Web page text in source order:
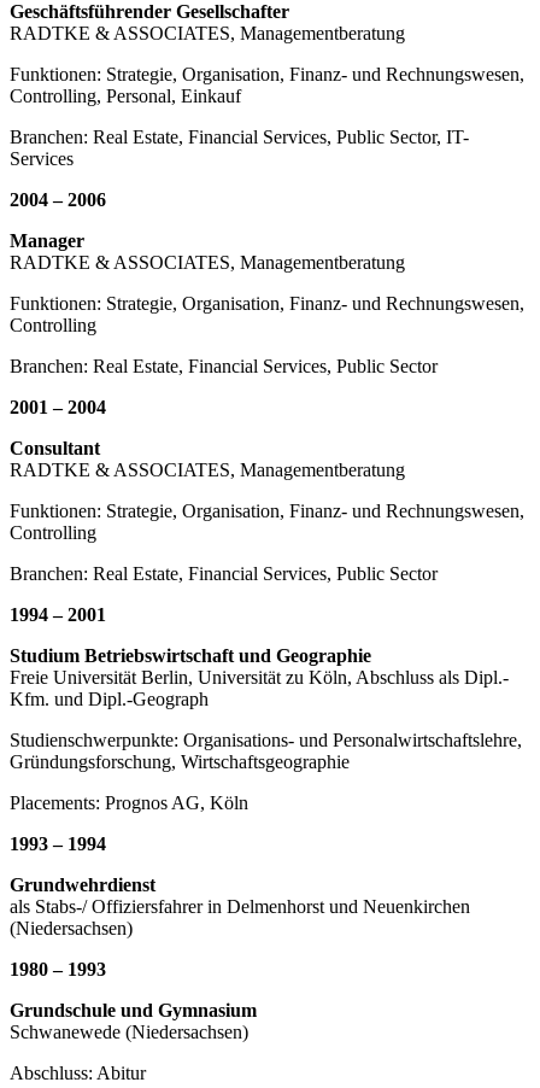
Geschäftsführender Gesellschafter
RADTKE & ASSOCIATES, Managementberatung
Funktionen: Strategie, Organisation, Finanz- und Rechnungswesen,
Controlling, Personal, Einkauf
Branchen: Real Estate, Financial Services, Public Sector, IT-
Services
2004 – 2006
Manager
RADTKE & ASSOCIATES, Managementberatung
Funktionen: Strategie, Organisation, Finanz- und Rechnungswesen,
Controlling
Branchen: Real Estate, Financial Services, Public Sector
2001 – 2004
Consultant
RADTKE & ASSOCIATES, Managementberatung
Funktionen: Strategie, Organisation, Finanz- und Rechnungswesen,
Controlling
Branchen: Real Estate, Financial Services, Public Sector
1994 – 2001
Studium Betriebswirtschaft und Geographie
Freie Universität Berlin, Universität zu Köln, Abschluss als Dipl.-
Kfm. und Dipl.-Geograph
Studienschwerpunkte: Organisations- und Personalwirtschaftslehre,
Gründungsforschung, Wirtschaftsgeographie
Placements: Prognos AG, Köln
1993 – 1994
Grundwehrdienst
als Stabs-/ Offiziersfahrer in Delmenhorst und Neuenkirchen
(Niedersachsen)
1980 – 1993
Grundschule und Gymnasium
Schwanewede (Niedersachsen)
Abschluss: Abitur